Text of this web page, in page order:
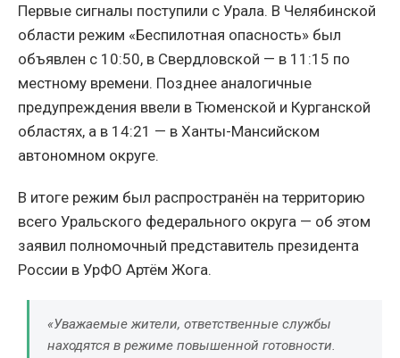
Первые сигналы поступили с Урала. В Челябинской
области режим «Беспилотная опасность» был
объявлен с 10:50, в Свердловской — в 11:15 по
местному времени. Позднее аналогичные
предупреждения ввели в Тюменской и Курганской
областях, а в 14:21 — в Ханты-Мансийском
автономном округе.
В итоге режим был распространён на территорию
всего Уральского федерального округа — об этом
заявил полномочный представитель президента
России в УрФО Артём Жога.
«Уважаемые жители, ответственные службы
находятся в режиме повышенной готовности.